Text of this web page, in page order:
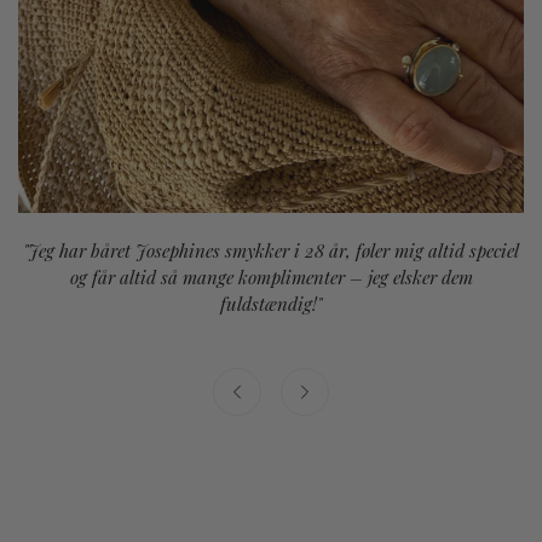
"Jeg har båret Josephines smykker i 28 år, føler mig altid speciel
og får altid så mange komplimenter – jeg elsker dem
fuldstændig!"